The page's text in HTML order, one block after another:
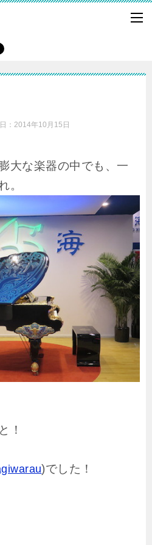
： 2014年10月15日
大な楽器の中でも、一
。
！
)でした！